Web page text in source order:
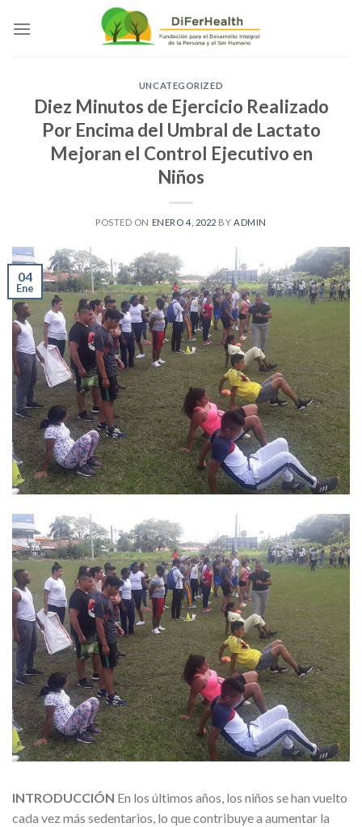
UNCATEGORIZED
Diez Minutos de Ejercicio Realizado
Por Encima del Umbral de Lactato
Mejoran el Control Ejecutivo en
Niños
POSTED ON ENERO 4, 2022 BY ADMIN
04
Ene
INTRODUCCIÓN En los últimos años, los niños se han vuelto
cada vez más sedentarios, lo que contribuye a aumentar la